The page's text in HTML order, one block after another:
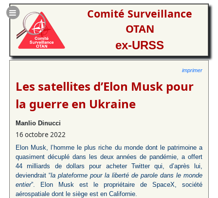
Comité Surveillance
OTAN
ex-URSS
imprimer
Les satellites d’Elon Musk pour
la guerre en Ukraine
Manlio Dinucci
16 octobre 2022
Elon Musk, l’homme le plus riche du monde dont le patrimoine a
quasiment décuplé dans les deux années de pandémie, a offert
44 milliards de dollars pour acheter Twitter qui, d’après lui,
deviendrait “la plateforme pour la liberté de parole dans le monde
entier”. Elon Musk est le propriétaire de SpaceX, société
aérospatiale dont le siège est en Californie.